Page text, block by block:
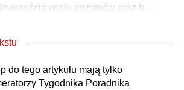
wielu enzymów oraz h...
do tego artykułu mają tylko
Tygodnika Poradnika